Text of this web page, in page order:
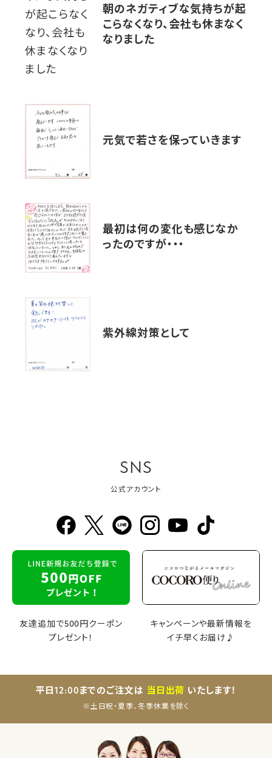
朝のネガティブな気持ちが起
こらなくなり、会社も休まなく
なりました
元気で若さを保っていきます
最初は何の変化も感じなか
ったのですが・・・
紫外線対策として
SNS
公式アカウント
友達追加で500円クーポン
プレゼント！
キャンペーンや最新情報を
イチ早くお届け♪
平日12:00までのご注文は 当日出荷 いたします！
※土日祝・夏季、冬季休業を除く